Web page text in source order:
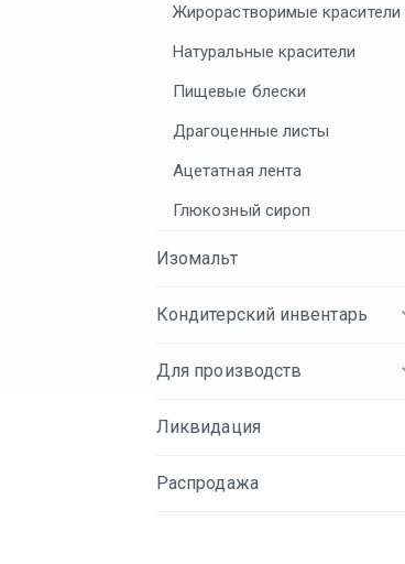
Жирорастворимые красители
Натуральные красители
Пищевые блески
Драгоценные листы
Ацетатная лента
Глюкозный сироп
Изомальт
Кондитерский инвентарь
Для производств
Ликвидация
Распродажа